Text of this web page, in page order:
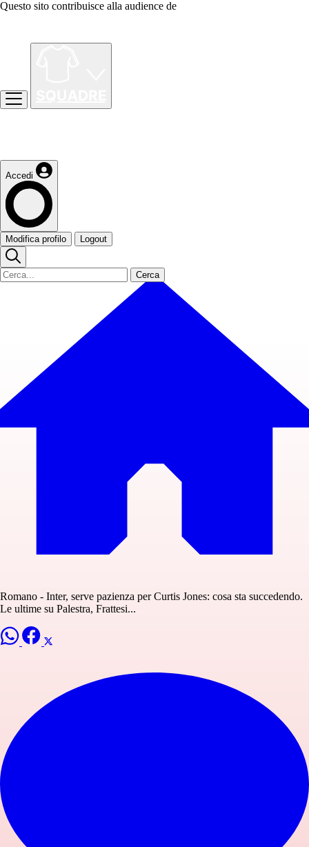
Questo sito contribuisce alla audience de
Accedi
Modifica profilo Logout
Cerca
Romano - Inter, serve pazienza per Curtis Jones: cosa sta succedendo.
Le ultime su Palestra, Frattesi...